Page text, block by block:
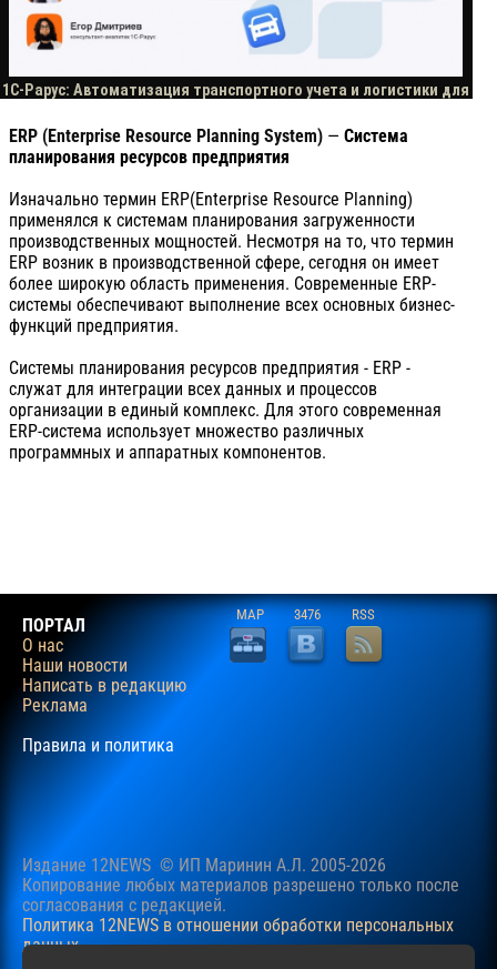
ERP (Enterprise Resource Planning System) — Система
планирования ресурсов предприятия
Изначально термин ERP(Enterprise Resource Planning)
применялся к системам планирования загруженности
производственных мощностей. Несмотря на то, что термин
ERP возник в производственной сфере, сегодня он имеет
более широкую область применения. Современные ERP-
системы обеспечивают выполнение всех основных бизнес-
функций предприятия.
Системы планирования ресурсов предприятия - ERP -
служат для интеграции всех данных и процессов
организации в единый комплекс. Для этого современная
ERP-система использует множество различных
программных и аппаратных компонентов.
ПОРТАЛ
О нас
Наши новости
Написать в редакцию
Реклама
Правила и политика
MAP 3476 RSS
Издание 12NEWS © ИП Маринин А.Л. 2005-2026
Копирование любых материалов разрешено только после
согласования c редакцией.
Политика 12NEWS в отношении обработки персональных
данных